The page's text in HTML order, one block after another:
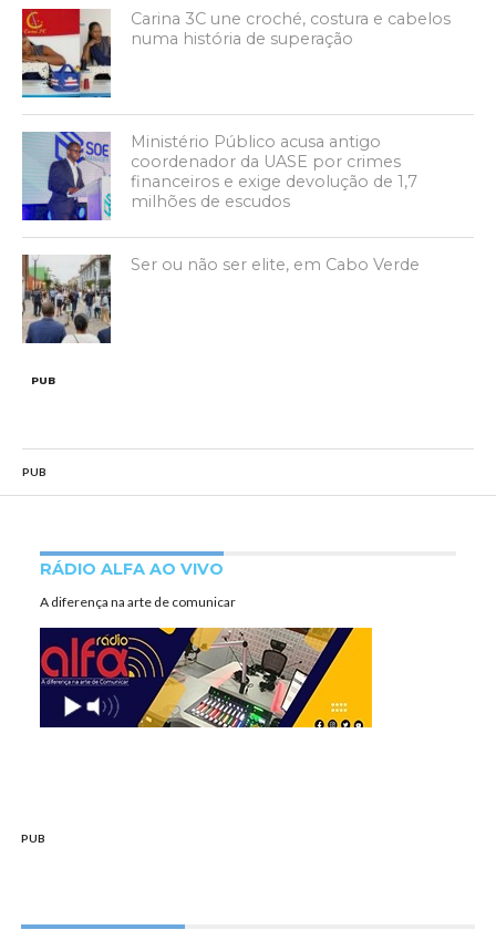
Carina 3C une croché, costura e cabelos
numa história de superação
Ministério Público acusa antigo
coordenador da UASE por crimes
financeiros e exige devolução de 1,7
milhões de escudos
Ser ou não ser elite, em Cabo Verde
PUB
PUB
RÁDIO ALFA AO VIVO
A diferença na arte de comunicar
PUB